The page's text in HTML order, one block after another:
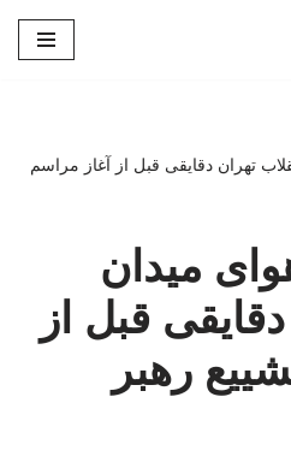
تهران دقایقی قبل از آغاز مراسم
میدان
قبل از
رهبر